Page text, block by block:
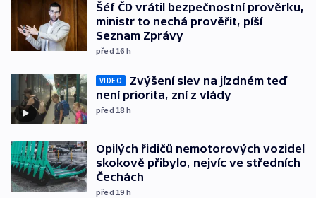
Šéf ČD vrátil bezpečnostní prověrku,
ministr to nechá prověřit, píší
Seznam Zprávy
před 16 h
VIDEO
Zvýšení slev na jízdném teď
není priorita, zní z vlády
před 18 h
Opilých řidičů nemotorových vozidel
skokově přibylo, nejvíc ve středních
Čechách
před 19 h